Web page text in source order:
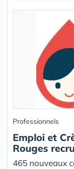
Professionnels
Emploi et
Rouges
465 nouveaux